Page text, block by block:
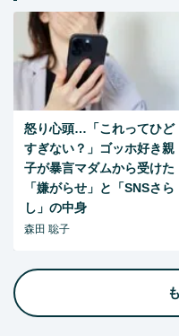
怒り心頭…「これってひど
すぎない？」ゴッホ好き親
子が暴言マダムから受けた
「嫌がらせ」と「SNSさら
し」の中身
森田 聡子